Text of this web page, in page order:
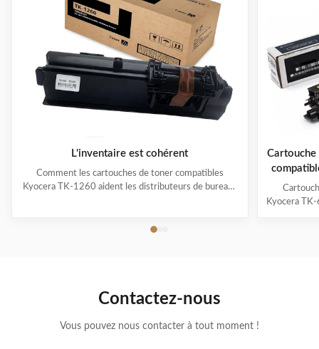
L'inventaire est cohérent
Comment les cartouches de toner compatibles
Kyocera TK-1260 aident les distributeurs de bureaux
croissante de cartouches de toner compatibles
Kyocera
Contactez-nous
Vous pouvez nous contacter à tout moment !